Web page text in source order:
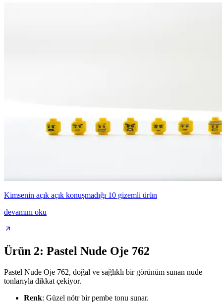
Kimsenin açık açık konuşmadığı 10 gizemli ürün
devamını oku
Ürün 2: Pastel Nude Oje 762
Pastel Nude Oje 762, doğal ve sağlıklı bir görünüm sunan nude
tonlarıyla dikkat çekiyor.
Renk: Güzel nötr bir pembe tonu sunar.